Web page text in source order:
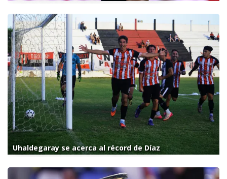
Uhaldegaray se acerca al récord de Díaz